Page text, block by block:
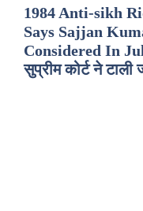
1984 Anti-sikh
Says Sajjan
Considered In
सुप्रीम कोर्ट ने टाली